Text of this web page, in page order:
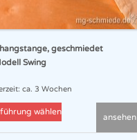
geschmiedet
Swing
ca. 3 Wochen
wählenDieses
ansehen